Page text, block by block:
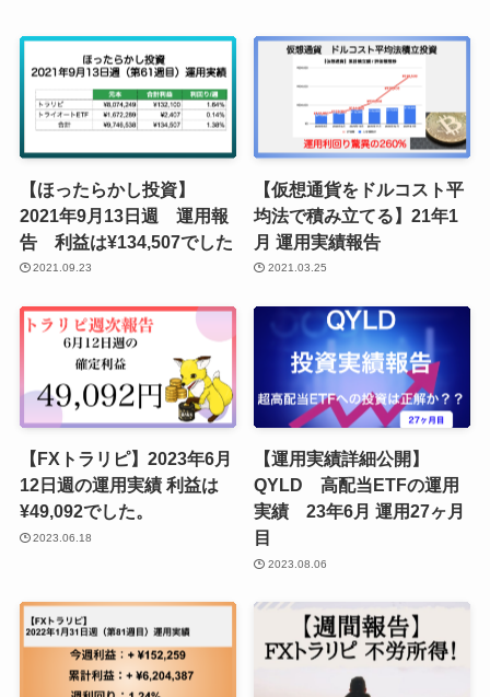
【ほったらかし投資】
2021年9月13日週 運用報
告 利益は¥134,507でした
2021.09.23
【仮想通貨をドルコスト平
均法で積み立てる】21年1
月 運用実績報告
2021.03.25
【FXトラリピ】2023年6月
12日週の運用実績 利益は
¥49,092でした。
2023.06.18
【運用実績詳細公開】
QYLD 高配当ETFの運用
実績 23年6月 運用27ヶ月
目
2023.08.06